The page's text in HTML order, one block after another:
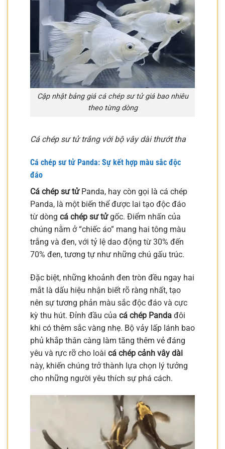
Cập nhật bảng giá cá chép sư tử giá bao nhiêu
theo từng dòng
Cá chép sư tử trắng với bộ vây dài thướt tha
Cá chép sư tử Panda: Sự kết hợp màu sắc độc
đáo
Cá chép sư tửPanda, hay còn gọi là cá chép
Panda, là một biến thể được lai tạo độc đáo
từ dòng cá chép sư tửgốc. Điểm nhấn của
chúng nằm ở “chiếc áo” mang hai tông màu
trắng và đen, với tỷ lệ dao động từ 30% đến
70% đen, tương tự như những chú gấu trúc.
Đặc biệt, những khoảnh đen tròn đều ngay hai
mắt là dấu hiệu nhận biết rõ ràng nhất, tạo
nên sự tương phản màu sắc độc đáo và cực
kỳ thu hút. Đỉnh đầu của cá chép Panda đôi
khi có thêm sắc vàng nhẹ. Bộ vảy lấp lánh bao
phủ khắp thân càng làm tăng thêm vẻ đáng
yêu và rực rỡ cho loài cá chép cảnh vây dài
này, khiến chúng trở thành lựa chọn lý tưởng
cho những người yêu thích sự phá cách.